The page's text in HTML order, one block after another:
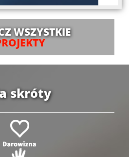
WSZYSTKIE
skróty